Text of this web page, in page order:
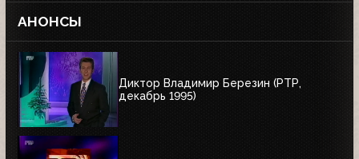
АНОНСЫ
Диктор Владимир Березин (РТР,
декабрь 1995)